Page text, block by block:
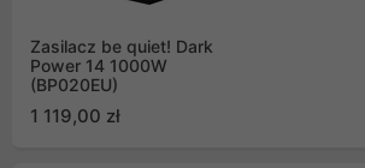
Zasilacz be quiet! Dark
Power 14 1000W
(BP020EU)
1 119,00 zł